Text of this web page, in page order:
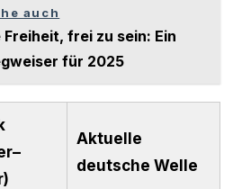
auch
Freiheit, frei zu sein: Ein
für 2025
Aktuelle
deutsche Welle